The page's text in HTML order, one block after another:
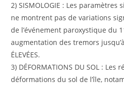
2) SISMOLOGIE : Les paramètres
ne montrent pas de variations
de l’événement paroxystique du
augmentation des tremors
ÉLEVÉES.
3) DÉFORMATIONS DU SOL : Les
déformations du sol de l’île,